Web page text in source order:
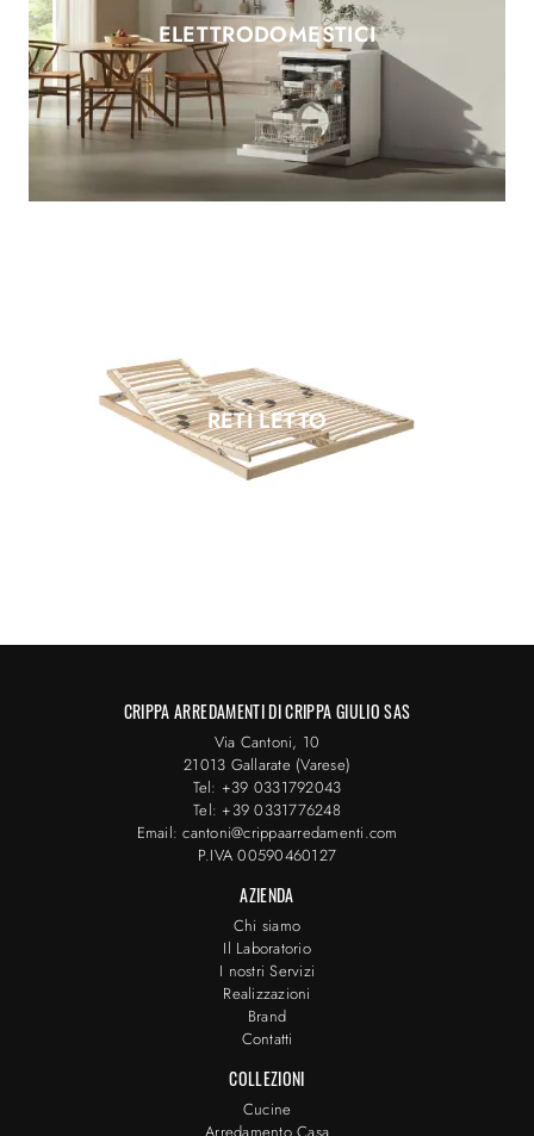
ELETTRODOMESTICI
RETI LETTO
CRIPPA ARREDAMENTI DI CRIPPA GIULIO SAS
Via Cantoni, 10
21013 Gallarate (Varese)
Tel: +39 0331792043
Tel: +39 0331776248
Email: cantoni@crippaarredamenti.com
P.IVA 00590460127
AZIENDA
Chi siamo
Il Laboratorio
I nostri Servizi
Realizzazioni
Brand
Contatti
COLLEZIONI
Cucine